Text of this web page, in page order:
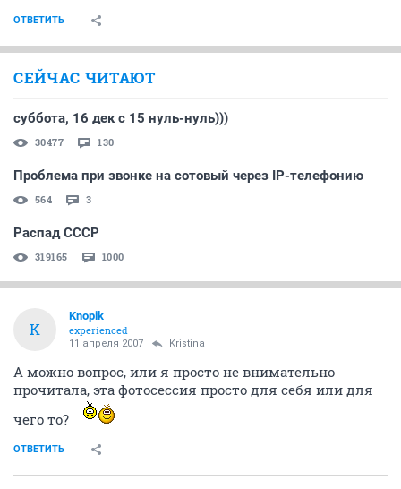
ОТВЕТИТЬ
СЕЙЧАС ЧИТАЮТ
суббота, 16 дек с 15 нуль-нуль)))
30477 130
Проблема при звонке на сотовый через IP-телефонию
564 3
Распад СССР
319165 1000
K
Knopik
experienced
11 апреля 2007 Kristina
А можно вопрос, или я просто не внимательно
прочитала, эта фотосессия просто для себя или для
чего то?
ОТВЕТИТЬ